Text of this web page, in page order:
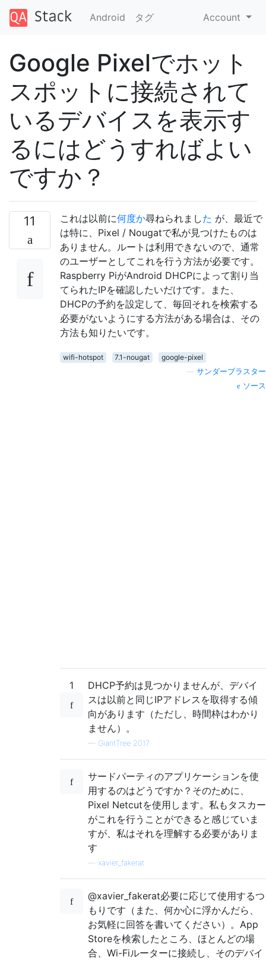
Android タグ Account
Google Pixelでホット
スポットに接続されて
いるデバイスを表示す
るにはどうすればよい
ですか？
11 これは以前に何度か尋ねられました が、最近で
は特に、Pixel / Nougatで私が見つけたものは
ありません。ルートは利用できないので、通常
のユーザーとしてこれを行う方法が必要です。
Raspberry PiがAndroid DHCPによって割り当
てられたIPを確認したいだけです。また、
DHCPの予約を設定して、毎回それを検索する
必要がないようにする方法がある場合は、その
方法も知りたいです。
wifi-hotspot 7.1-nougat
google-pixel
サンダーブラスター
ソース
1
DHCP予約は見つかりませんが、デバイ
スは以前と同じIPアドレスを取得する傾
向があります（ただし、時間枠はわかり
ません）。
— GiantTree 2017
サードパーティのアプリケーションを使
用するのはどうですか？そのために、
Pixel Netcutを使用します。私もタスカー
がこれを行うことができると感じていま
すが、私はそれを理解する必要がありま
す
xavier_fakerat
@xavier_fakerat必要に応じて使用するつ
もりです（また、何か心に浮かんだら、
お気軽に回答を書いてください）。App
Storeを検索したところ、ほとんどの場
合、Wi-Fiルーターに接続し、そのデバイ